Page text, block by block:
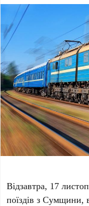
Відзавтра, 17
поїздів з Сумщини,